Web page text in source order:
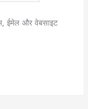
ईमेल और वेबसाइट